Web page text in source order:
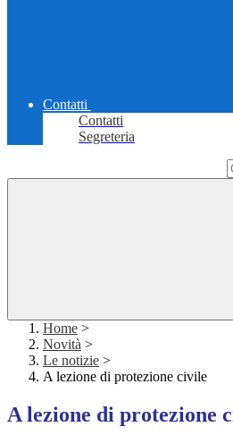
Contatti
Contatti
Segreteria
Home >
Novità >
Le notizie >
A lezione di protezione civile
A lezione di protezione